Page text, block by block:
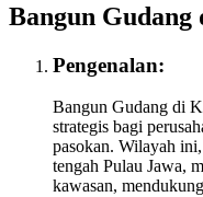
Bangun
Pengenalan:
Bangun Gudang di
strategis bagi
pasokan. Wilayah
tengah Pulau Jawa,
kawasan,